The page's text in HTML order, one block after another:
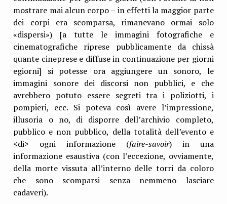
mostrare mai alcun corpo – in effetti la maggior parte
dei corpi era scomparsa, rimanevano ormai solo
«dispersi») [a tutte le immagini fotografiche e
cinematografiche riprese pubblicamente da chissà
quante cineprese e diffuse in continuazione per giorni
egiorni] si potesse ora aggiungere un sonoro, le
immagini sonore dei discorsi non pubblici, e che
avrebbero potuto essere segreti tra i poliziotti, i
pompieri, ecc. Si poteva così avere l’impressione,
illusoria o no, di disporre dell’archivio completo,
pubblico e non pubblico, della totalità dell’evento e
<di> ogni informazione (faire-savoir) in una
informazione esaustiva (con l’eccezione, ovviamente,
della morte vissuta all’interno delle torri da coloro
che sono scomparsi senza nemmeno lasciare
cadaveri).